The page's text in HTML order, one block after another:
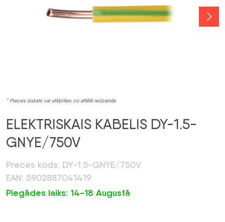
* Preces izskats var atšķirties no attēlā redzamās
ELEKTRISKAIS KABELIS DY-1.5-
GNYE/750V
Preces kods: DY-1.5-GNYE/750V
EAN: 5902887041419
Piegādes laiks: 14-18 Augustā